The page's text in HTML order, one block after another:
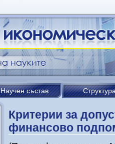
Научен състав
Критерии за
финансово